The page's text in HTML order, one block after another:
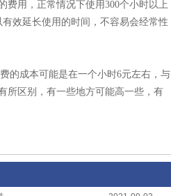
费用，正常情况下使用300个小时以上
效延长使用的时间，不容易会经常性
的成本可能是在一个小时6元左右，与
所区别，有一些地方可能高一些，有